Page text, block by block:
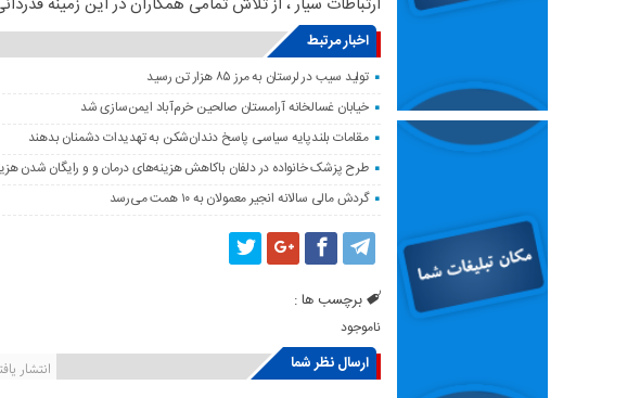
اخبار مرتبط
تولید سیب در لرستان به مرز ۸۵ هزار تن رسید
خیابان غسالخانه آرامستان صالحین خرم‌آباد ایمن‌سازی شد
مقامات بلندپایه سیاسی پاسخ دندان‌شکن به تهدیدات دشمنان بدهند
طرح پزشک خانواده در دلفان باکاهش هزینه‌های درمان و و رایگان شدن
گردش مالی سالانه انجیر معمولان به ۱۰ همت می‌رسد
برچسب ها :
ناموجود
ارسال نظر شما انتشار